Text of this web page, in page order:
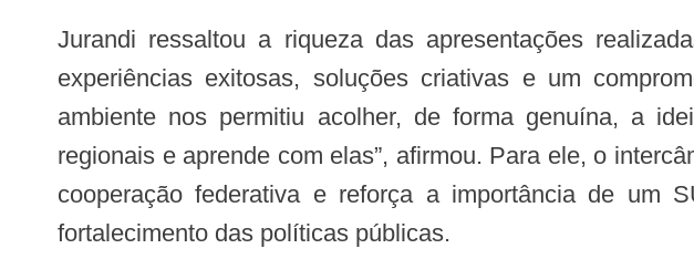
Jurandi ressaltou a riqueza das apresentações realizadas por diversos estados. Segundo ele, cada apresentação revelou
experiências exitosas, soluções criativas e um
ambiente nos permitiu acolher, de forma genuína, a
regionais e aprende com elas”, afirmou. Para ele, o
cooperação federativa e reforça a importância de um
fortalecimento das políticas públicas.